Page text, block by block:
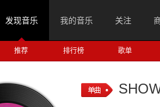
发现音乐 我的音乐 关注
推荐 排行榜 歌单